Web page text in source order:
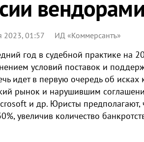
2023, 01:57 ИД «Коммерсантъ»
год в судебной практике на
условий поставок и
идет в первую очередь об
рынок и нарушившим
и др. Юристы
увеличив количество